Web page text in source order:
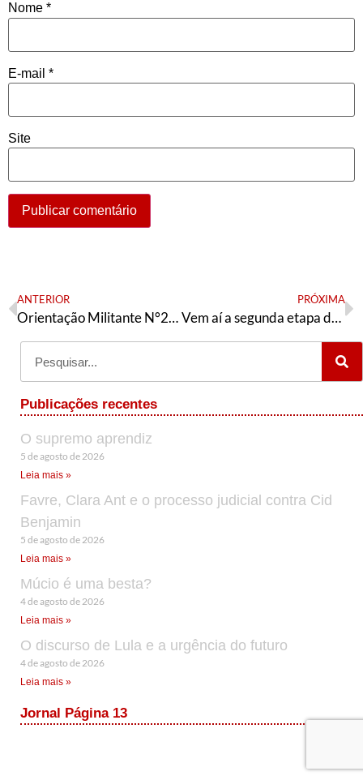
Nome *
E-mail *
Site
ANTERIOR
Orientação Militante N°288 ( 28 de julho de 2021)
PRÓXIMA
Vem aí a segunda etapa do 6° Congresso Nacional da AE
Publicações recentes
O supremo aprendiz
5 de agosto de 2026
Leia mais »
Favre, Clara Ant e o processo judicial contra Cid
Benjamin
5 de agosto de 2026
Leia mais »
Múcio é uma besta?
4 de agosto de 2026
Leia mais »
O discurso de Lula e a urgência do futuro
4 de agosto de 2026
Leia mais »
Jornal Página 13